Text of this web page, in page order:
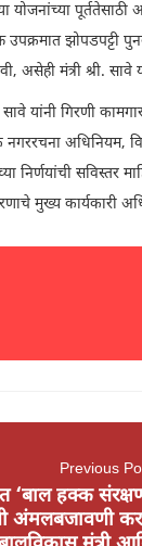
योजनांच्या पूर्ततेसाठी
उपक्रमात
असेही मंत्री श्री.
सावे यांनी गिरणी
नगररचना अधिनियम,
निर्णयांची सविस्तर
मुख्य कार्यकारी
Previous
‘बाल हक्क
अंमलबजावणी